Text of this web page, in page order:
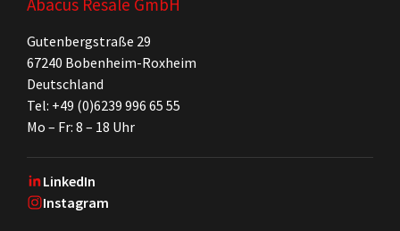
Gutenbergstraße 29
67240 Bobenheim-Roxheim
Deutschland
Tel: +49 (0)6239 996 65 55
Mo – Fr: 8 – 18 Uhr
LinkedIn
Instagram